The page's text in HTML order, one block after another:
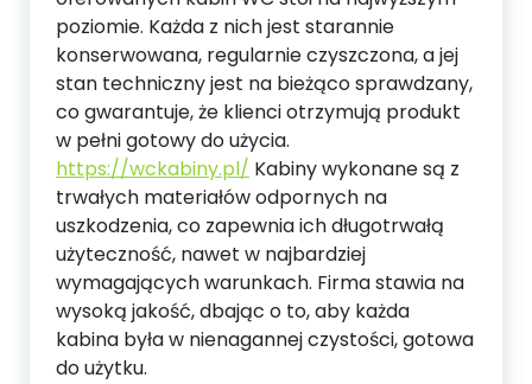
poziomie. Każda z nich jest starannie
konserwowana, regularnie czyszczona, a jej
stan techniczny jest na bieżąco sprawdzany,
co gwarantuje, że klienci otrzymują produkt
w pełni gotowy do użycia.
https://wckabiny.pl/ Kabiny wykonane są z
trwałych materiałów odpornych na
uszkodzenia, co zapewnia ich długotrwałą
użyteczność, nawet w najbardziej
wymagających warunkach. Firma stawia na
wysoką jakość, dbając o to, aby każda
kabina była w nienagannej czystości, gotowa
do użytku.